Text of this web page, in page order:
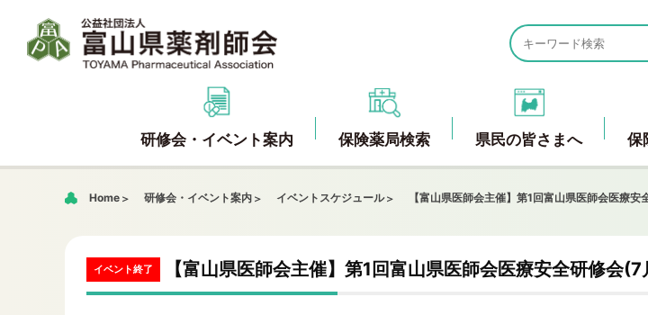
研修会・イベント案内 保険薬局検索 県民の皆さまへ 保
Home 研修会・イベント案内 イベントスケジュール 【富山県医師会主催】第1回富山県医師会医療
イベント終了 【富山県医師会主催】第1回富山県医師会医療安全研修会